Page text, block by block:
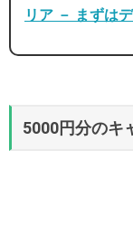
リア － まずは
5000円分のキ